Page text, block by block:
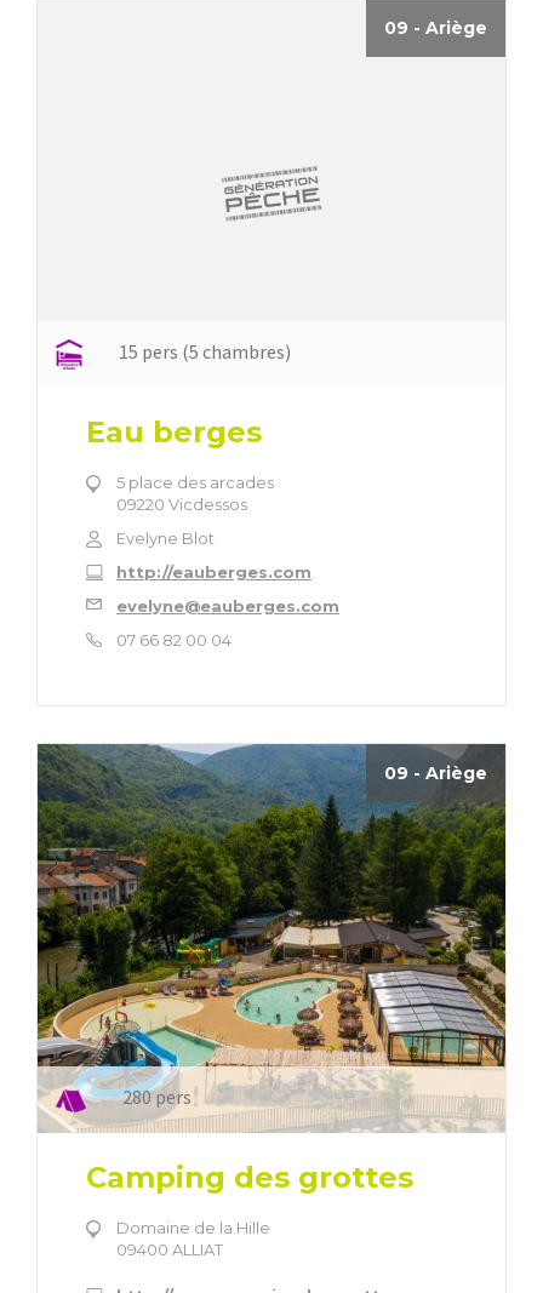
09 - Ariège
15 pers (5 chambres)
Eau berges
5 place des arcades
09220 Vicdessos
Evelyne Blot
http://eauberges.com
evelyne@eauberges.com
07 66 82 00 04
09 - Ariège
280 pers
Camping des grottes
Domaine de la Hille
09400 ALLIAT